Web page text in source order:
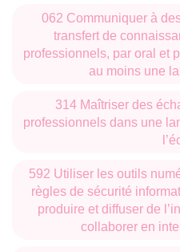
062 Communiquer à
transfert de
professionnels, par oral et
au moins une
314 Maîtriser des
professionnels dans une
592 Utiliser les outils
règles de sécurité
produire et diffuser de
collaborer en